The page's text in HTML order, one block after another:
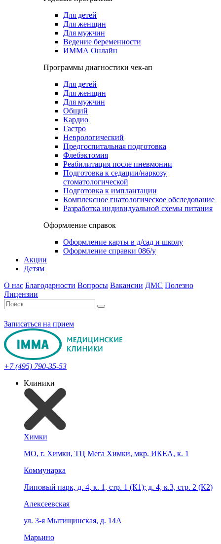
Для детей
Для женщин
Для мужчин
Ведение беременности
ИММА Онлайн
Программы диагностики чек-ап
Для детей
Для женщин
Для мужчин
Общий
Кардио
Гастро
Неврологический
Предгоспитальная подготовка
Флебэктомия
Реабилитация после пневмонии
Подготовка к седации/наркозу
стоматологической
Подготовка к имплантации
Комплексное гнатологическое обследование
Разработка индивидуальной схемы питания
Оформление справок
Оформление карты в д/сад и школу
Оформление справки 086/у
Акции
Детям
О нас Благодарности Вопросы Вакансии ДМС Полезно
Лицензии
Записаться на прием
+7 (495) 790-35-53
Клиники
Химки
МО, г. Химки, ТЦ Мега Химки, мкр. ИКЕА, к. 1
Коммунарка
Липовый парк, д. 4, к. 1, стр. 1 (К1); д. 4, к.3, стр. 2 (К2)
Алексеевская
ул. 3-я Мытищинская, д. 14А
Марьино